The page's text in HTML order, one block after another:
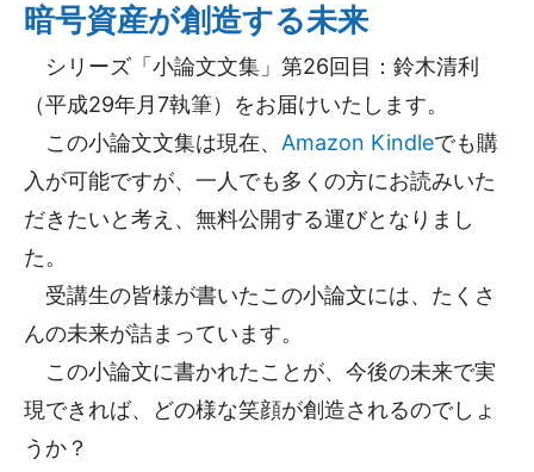
暗号資産が創造する未来
シリーズ「小論文文集」第26回目：鈴木清利
（平成29年月7執筆）をお届けいたします。
この小論文文集は現在、 Amazon Kindleでも購
入が可能ですが、一人でも多くの方にお読みいた
だきたいと考え、無料公開する運びとなりまし
た。
受講生の皆様が書いたこの小論文には、たくさ
んの未来が詰まっています。
この小論文に書かれたことが、今後の未来で実
現できれば、どの様な笑顔が創造されるのでしょ
うか？